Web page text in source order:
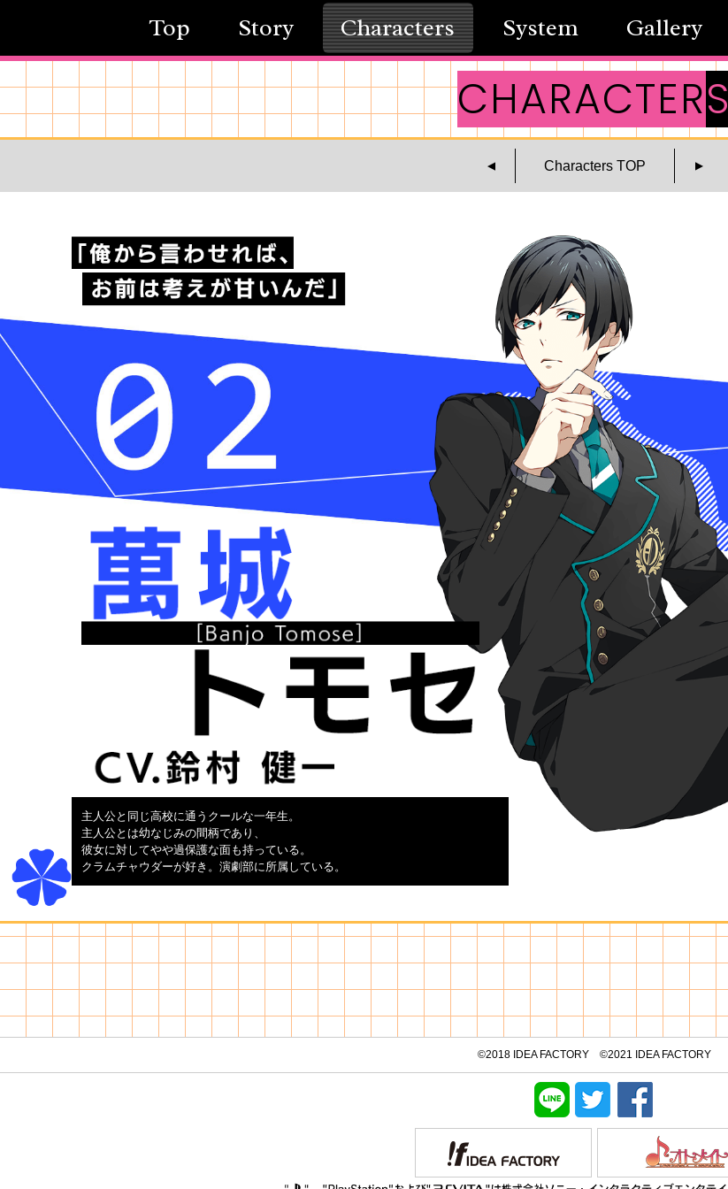
Top Story Characters System Gallery
CHARACTERS
▲ Characters TOP ▲
主人公と同じ高校に通うクールな一年生。
主人公とは幼なじみの間柄であり、
彼女に対してやや過保護な面も持っている。
クラムチャウダーが好き。演劇部に所属している。
©2018 IDEA FACTORY ©2021 IDEA FACTORY